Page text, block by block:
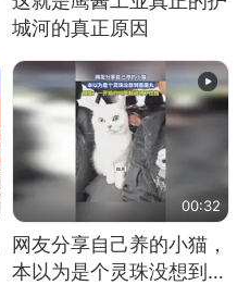
城河的真正原因
00:32
网友分享自己养的小猫，
本以为是个灵珠没想到是